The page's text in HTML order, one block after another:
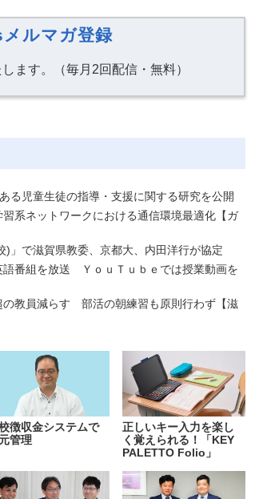
ルマガ登録
ます。（毎月2回配信・無料）
る児童生徒の指導・支援に関する研究を公開
系ネットワークにおける通信環境最適化【ガ
)」で滋賀県教委、京都大、内田洋行が協定
語番組を放送 ＹｏｕＴｕｂｅでは授業動画を
の教員減らす 部活の朝練習も原則行わず【滋
徴収金システムで
管理
正しいキー入力を楽し
く覚えられる！「KEY
PALETTO Folio」